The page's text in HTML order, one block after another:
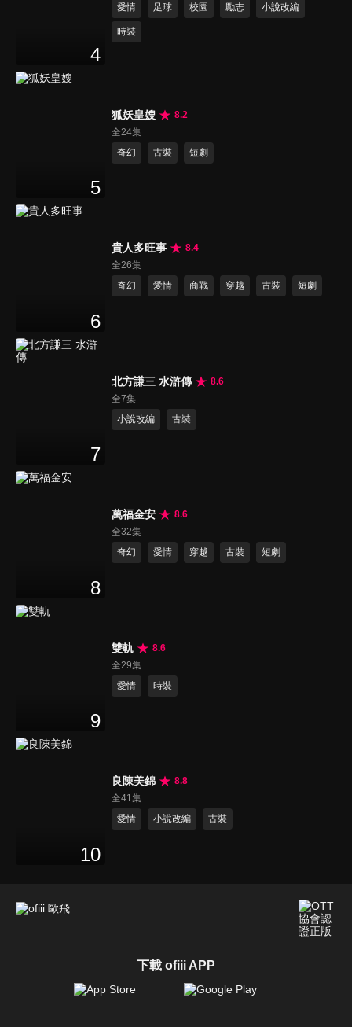
4
愛情
足球 校園 勵志 小說改編
時裝
5
狐妖皇嫂
8.2
全24集
奇幻
古裝 短劇
6
貴人多旺事
8.4
全26集
奇幻
愛情 商戰 穿越 古裝 短劇
7
北方謙三 水滸傳
8.6
全7集
小說改編
古裝
8
萬福金安
8.6
全32集
奇幻
愛情 穿越 古裝 短劇
9
雙軌
8.6
全29集
愛情
時裝
10
良陳美錦
8.8
全41集
愛情
小說改編 古裝
下載 ofiii APP